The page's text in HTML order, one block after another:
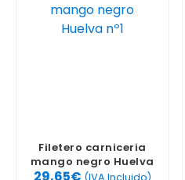
Filetero carniceria
mango negro Huelva
nº1
29,65€ (IVA Incluido)